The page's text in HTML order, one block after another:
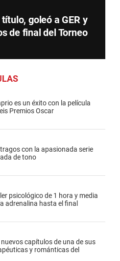
goleó a GER y
de final del Torneo
es un éxito con la película
Premios Oscar
con la apasionada serie
de tono
psicológico de 1 hora y media
adrenalina hasta el final
capítulos de una de sus
y románticas del